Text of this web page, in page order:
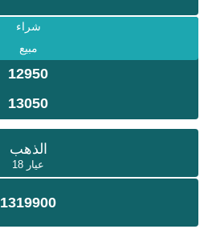
شراء
مبيع
12950
13050
الذهب
عيار 18
1319900